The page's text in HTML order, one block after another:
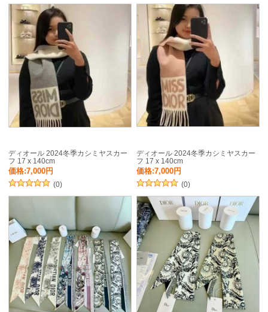
ディオール 2024冬季カシミヤスカー
フ 17 x 140cm
価格:7,000円
(0)
ディオール 2024冬季カシミヤスカー
フ 17 x 140cm
価格:7,000円
(0)